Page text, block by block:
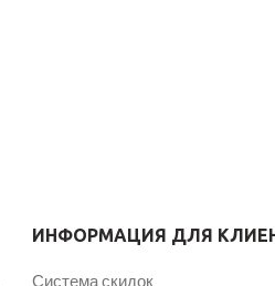
ИНФОРМАЦИЯ ДЛЯ
Система скидок